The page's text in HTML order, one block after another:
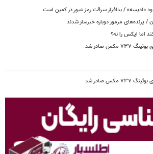
«ادیسه» / بدافزار سرقت رمز عبور در کمین است
/ پرنده‌های مرموز دوباره خبرساز شدند
اما ایکس را نه؟
مکس صادر شد
مکس صادر شد